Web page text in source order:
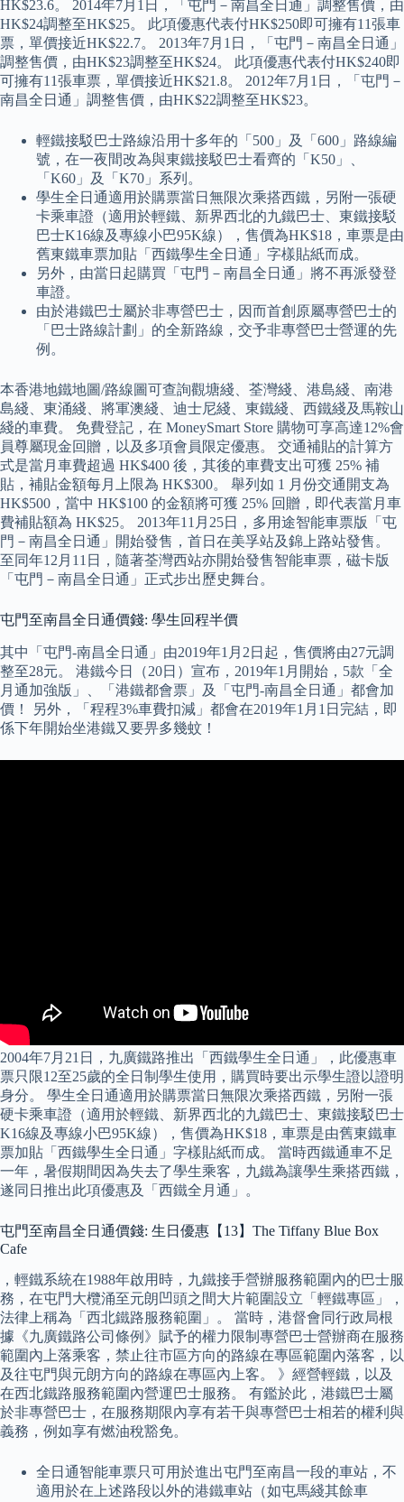
HK$23.6。 2014年7月1日，「屯門－南昌全日通」調整售價，由
HK$24調整至HK$25。 此項優惠代表付HK$250即可擁有11張車
票，單價接近HK$22.7。 2013年7月1日，「屯門－南昌全日通」
調整售價，由HK$23調整至HK$24。 此項優惠代表付HK$240即
可擁有11張車票，單價接近HK$21.8。 2012年7月1日，「屯門－
南昌全日通」調整售價，由HK$22調整至HK$23。
輕鐵接駁巴士路線沿用十多年的「500」及「600」路線編
號，在一夜間改為與東鐵接駁巴士看齊的「K50」、
「K60」及「K70」系列。
學生全日通適用於購票當日無限次乘搭西鐵，另附一張硬
卡乘車證（適用於輕鐵、新界西北的九鐵巴士、東鐵接駁
巴士K16線及專線小巴95K線），售價為HK$18，車票是由
舊東鐵車票加貼「西鐵學生全日通」字樣貼紙而成。
另外，由當日起購買「屯門－南昌全日通」將不再派發登
車證。
由於港鐵巴士屬於非專營巴士，因而首創原屬專營巴士的
「巴士路線計劃」的全新路線，交予非專營巴士營運的先
例。
本香港地鐵地圖/路線圖可查詢觀塘綫、荃灣綫、港島綫、南港
島綫、東涌綫、將軍澳綫、迪士尼綫、東鐵綫、西鐵綫及馬鞍山
綫的車費。 免費登記，在 MoneySmart Store 購物可享高達12%會
員尊屬現金回贈，以及多項會員限定優惠。 交通補貼的計算方
式是當月車費超過 HK$400 後，其後的車費支出可獲 25% 補
貼，補貼金額每月上限為 HK$300。 舉列如 1 月份交通開支為
HK$500，當中 HK$100 的金額將可獲 25% 回贈，即代表當月車
費補貼額為 HK$25。 2013年11月25日，多用途智能車票版「屯
門－南昌全日通」開始發售，首日在美孚站及錦上路站發售。
至同年12月11日，隨著荃灣西站亦開始發售智能車票，磁卡版
「屯門－南昌全日通」正式步出歷史舞台。
屯門至南昌全日通價錢: 學生回程半價
其中「屯門-南昌全日通」由2019年1月2日起，售價將由27元調
整至28元。 港鐵今日（20日）宣布，2019年1月開始，5款「全
月通加強版」、「港鐵都會票」及「屯門-南昌全日通」都會加
價！ 另外，「程程3%車費扣減」都會在2019年1月1日完結，即
係下年開始坐港鐵又要畀多幾蚊！
2004年7月21日，九廣鐵路推出「西鐵學生全日通」，此優惠車
票只限12至25歲的全日制學生使用，購買時要出示學生證以證明
身分。 學生全日通適用於購票當日無限次乘搭西鐵，另附一張
硬卡乘車證（適用於輕鐵、新界西北的九鐵巴士、東鐵接駁巴士
K16線及專線小巴95K線），售價為HK$18，車票是由舊東鐵車
票加貼「西鐵學生全日通」字樣貼紙而成。 當時西鐵通車不足
一年，暑假期間因為失去了學生乘客，九鐵為讓學生乘搭西鐵，
遂同日推出此項優惠及「西鐵全月通」。
屯門至南昌全日通價錢: 生日優惠【13】The Tiffany Blue Box
Cafe
，輕鐵系統在1988年啟用時，九鐵接手營辦服務範圍內的巴士服
務，在屯門大欖涌至元朗凹頭之間大片範圍設立「輕鐵專區」，
法律上稱為「西北鐵路服務範圍」。 當時，港督會同行政局根
據《九廣鐵路公司條例》賦予的權力限制專營巴士營辦商在服務
範圍內上落乘客，禁止往市區方向的路線在專區範圍內落客，以
及往屯門與元朗方向的路線在專區內上客。 》經營輕鐵，以及
在西北鐵路服務範圍內營運巴士服務。 有鑑於此，港鐵巴士屬
於非專營巴士，在服務期限內享有若干與專營巴士相若的權利與
義務，例如享有燃油稅豁免。
全日通智能車票只可用於進出屯門至南昌一段的車站，不
適用於在上述路段以外的港鐵車站（如屯馬綫其餘車